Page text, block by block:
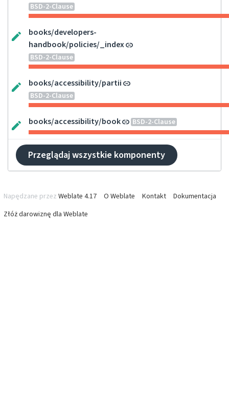
BSD-2-Clause
books/developers-
handbook/policies/_index
BSD-2-Clause
books/accessibility/partii
BSD-2-Clause
books/accessibility/book BSD-2-Clause
Przeglądaj wszystkie komponenty
Napędzane przez Weblate 4.17 O Weblate Kontakt
Dokumentacja
Złóż darowiznę dla Weblate